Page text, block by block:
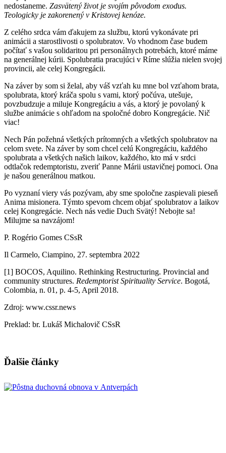
nedostaneme. Zasvätený život je svojím pôvodom exodus.
Teologicky je zakorenený v Kristovej kenóze.
Z celého srdca vám ďakujem za službu, ktorú vykonávate pri
animácii a starostlivosti o spolubratov. Vo vhodnom čase budem
počítať s vašou solidaritou pri personálnych potrebách, ktoré máme
na generálnej kúrii. Spolubratia pracujúci v Ríme slúžia nielen svojej
provincii, ale celej Kongregácii.
Na záver by som si želal, aby váš vzťah ku mne bol vzťahom brata,
spolubrata, ktorý kráča spolu s vami, ktorý počúva, utešuje,
povzbudzuje a miluje Kongregáciu a vás, a ktorý je povolaný k
službe animácie s ohľadom na spoločné dobro Kongregácie. Nič
viac!
Nech Pán požehná všetkých prítomných a všetkých spolubratov na
celom svete. Na záver by som chcel celú Kongregáciu, každého
spolubrata a všetkých našich laikov, každého, kto má v srdci
odtlačok redemptoristu, zveriť Panne Márii ustavičnej pomoci. Ona
je našou generálnou matkou.
Po vyznaní viery vás pozývam, aby sme spoločne zaspievali pieseň
Anima misionera. Týmto spevom chcem objať spolubratov a laikov
celej Kongregácie. Nech nás vedie Duch Svätý! Nebojte sa!
Milujme sa navzájom!
P. Rogério Gomes CSsR
Il Carmelo, Ciampino, 27. septembra 2022
[1] BOCOS, Aquilino. Rethinking Restructuring. Provincial and
community structures. Redemptorist Spirituality Service. Bogotá,
Colombia, n. 01, p. 4-5, April 2018.
Zdroj: www.cssr.news
Preklad: br. Lukáš Michalovič CSsR
Ďalšie články